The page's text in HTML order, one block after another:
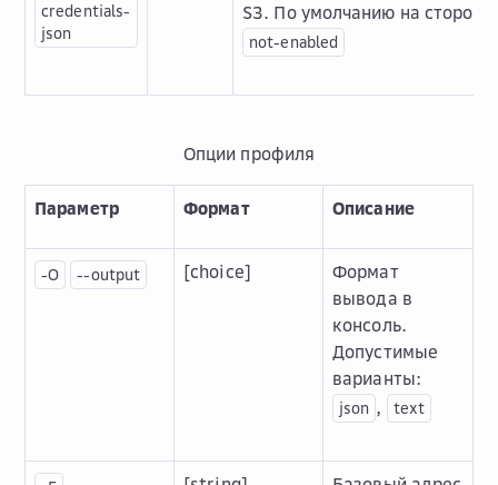
credentials-
json
S3. По умолчанию на стороне
not-enabled
Опции профиля
Параметр Формат Описание
-O --output [choice]
Формат
вывода в
консоль.
Допустимые
варианты:
json , text